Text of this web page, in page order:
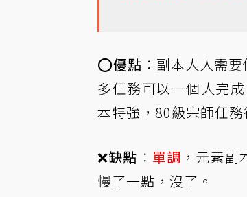
⭕️優點 ：副本人人需
多任務可以一個人完成
本特強，80級宗師任務
❌缺點 ： 單調 ，元素
慢了一點，沒了。